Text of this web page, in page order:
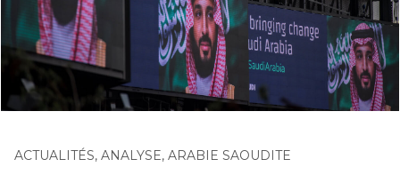
ACTUALITÉS, ANALYSE, ARABIE SAOUDITE